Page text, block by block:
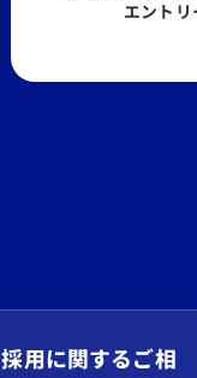
エントリ
採用に関するご相